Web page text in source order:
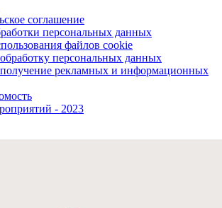
соглашение
персональных данных
файлов cookie
персональных данных
получение рекламных и информационных
- 2023